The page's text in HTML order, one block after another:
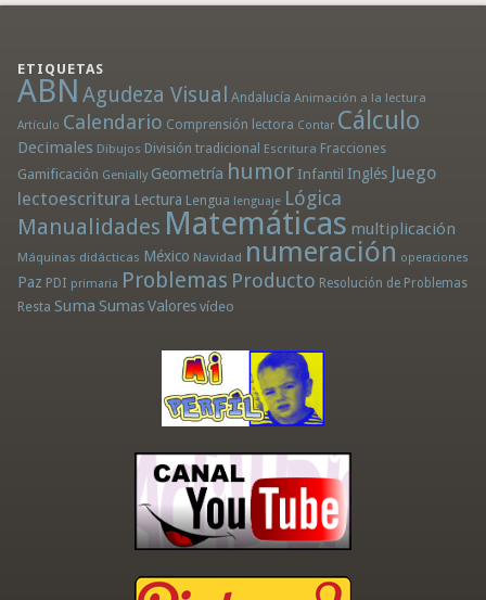
ETIQUETAS
ABN Agudeza Visual Andalucía Animación a la lectura
Artículo Calendario Comprensión lectora Contar Cálculo
Decimales Dibujos División tradicional Escritura Fracciones
Gamificación Genially Geometría humor Infantil Inglés Juego
lectoescritura Lectura Lengua lenguaje Lógica
Manualidades Matemáticas multiplicación
Máquinas didácticas México Navidad numeración operaciones
Paz PDI primaria Problemas Producto Resolución de Problemas
Resta Suma Sumas Valores vídeo